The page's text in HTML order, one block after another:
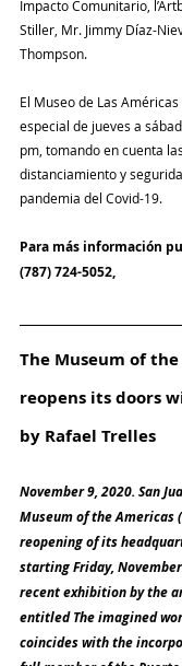
Impacto Comunitario,
Stiller, Mr. Jimmy Díaz-
Thompson.
El Museo de Las
especial de jueves a
pm, tomando en cuenta
distanciamiento y
pandemia del Covid-19.
Para más información
(787) 724-5052,
The Museum of
reopens its doors
by Rafael Trelles
November 9, 2020. San
Museum of the Americas
reopening of its
starting Friday,
recent exhibition by the
entitled The imagined
coincides with the